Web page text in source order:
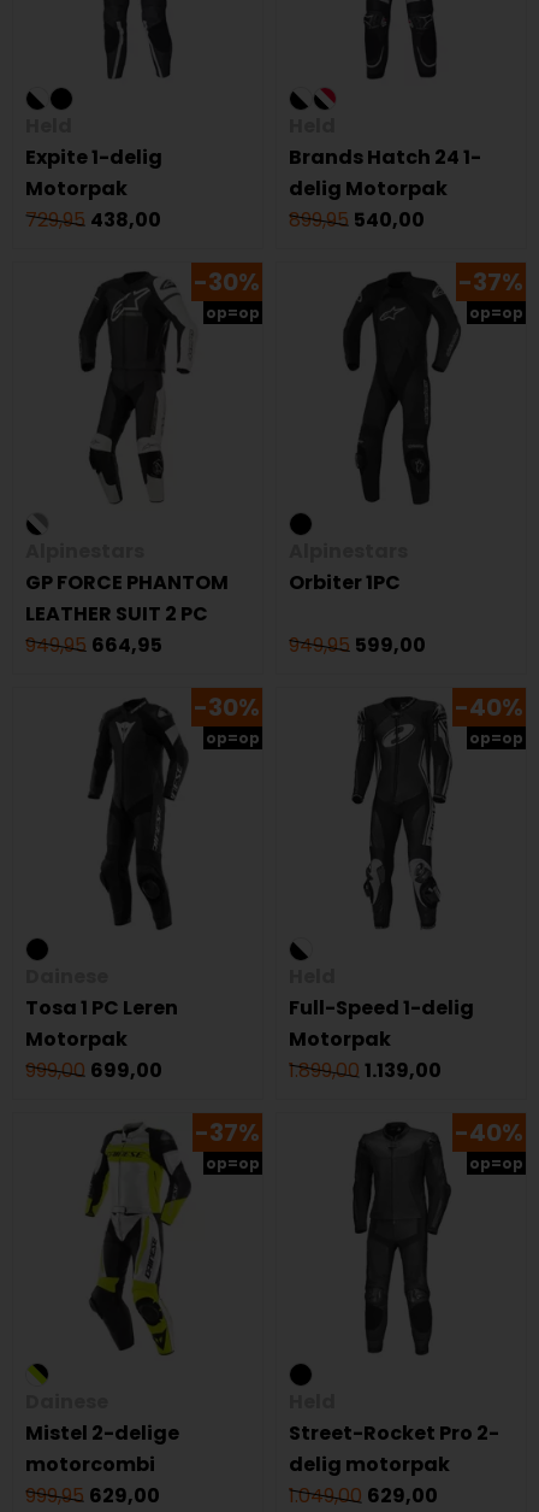
Expite 1-delig
Motorpak
729,95 438,00
Brands Hatch 24 1-
delig Motorpak
899,95 540,00
-30%
op=op
GP FORCE PHANTOM
LEATHER SUIT 2 PC
949,95 664,95
-37%
op=op
Orbiter 1PC
949,95 599,00
-30%
op=op
Tosa 1 PC Leren
Motorpak
999,00 699,00
-40%
op=op
Full-Speed 1-delig
Motorpak
1.899,00 1.139,00
-37%
op=op
Mistel 2-delige
motorcombi
999,95 629,00
-40%
op=op
Street-Rocket Pro 2-
delig motorpak
1.049,00 629,00